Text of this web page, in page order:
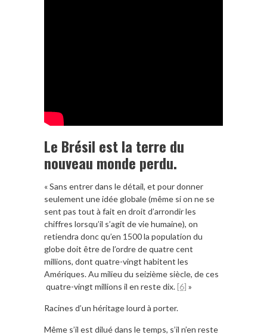
Le Brésil est la terre du
nouveau monde perdu.
« Sans entrer dans le détail, et pour donner
seulement une idée globale (même si on ne se
sent pas tout à fait en droit d’arrondir les
chiffres lorsqu’il s’agit de vie humaine), on
retiendra donc qu’en 1500 la population du
globe doit être de l’ordre de quatre cent
millions, dont quatre-vingt habitent les
Amériques. Au milieu du seizième siècle, de ces
quatre-vingt millions il en reste dix.[6] »
Racines d’un héritage lourd à porter.
Même s’il est dilué dans le temps, s’il n’en reste